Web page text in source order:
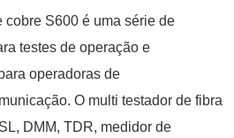
cobre S600 é uma série de
testes de operação e
operadoras de
O multi testador de fibra
DMM, TDR, medidor de